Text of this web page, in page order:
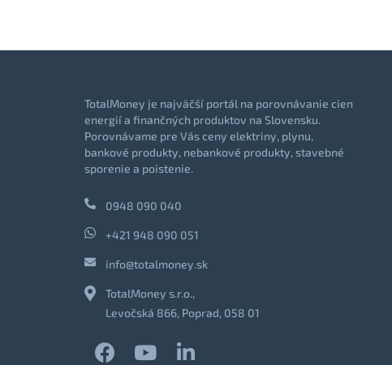
TotalMoney je najväčší portál na porovnávanie cien
energií a finančných produktov na Slovensku.
Porovnávame pre Vás ceny elektriny, plynu,
bankové produkty, nebankové produkty, stavebné
sporenie a poistenie.
0948 090 040
+421 948 090 051
info@totalmoney.sk
TotalMoney s.r.o.,
Levočská 866, Poprad, 058 01